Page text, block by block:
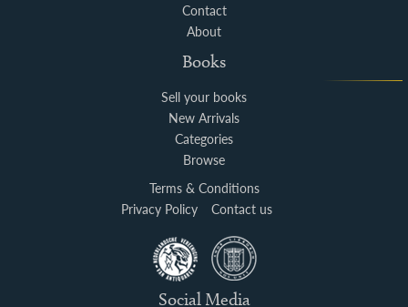
Contact
About
Books
Sell your books
New Arrivals
Categories
Browse
Terms & Conditions
Privacy Policy
Contact us
Social Media